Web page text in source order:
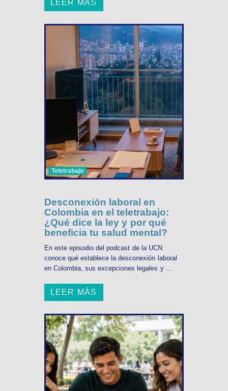
LEER MÁS
Teletrabajo
Desconexión laboral en
Colombia en el teletrabajo:
¿Qué dice la ley y por qué
beneficia tu salud mental?
En este episodio del podcast de la UCN
conoce qué establece la desconexión laboral
en Colombia, sus excepciones legales y ...
LEER MÁS